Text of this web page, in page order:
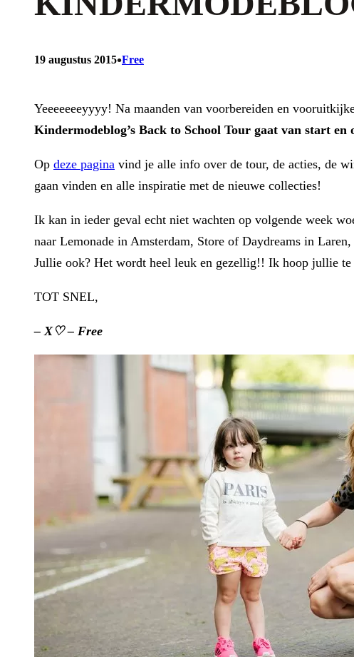
19 augustus 2015•Free
Yeeeeeeeyyyy! Na maanden van voorbereiden en
Kindermodeblog’s Back to School Tour gaat van start
Op deze pagina vind je alle info over de tour, de acties, de
gaan vinden en alle inspiratie met de nieuwe collecties!
Ik kan in ieder geval echt niet wachten op volgende week
naar Lemonade in Amsterdam, Store of Daydreams in
Jullie ook? Het wordt heel leuk en gezellig!! Ik hoop jullie
TOT SNEL,
– X♡ – Free